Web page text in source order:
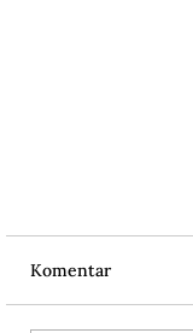
Komentar